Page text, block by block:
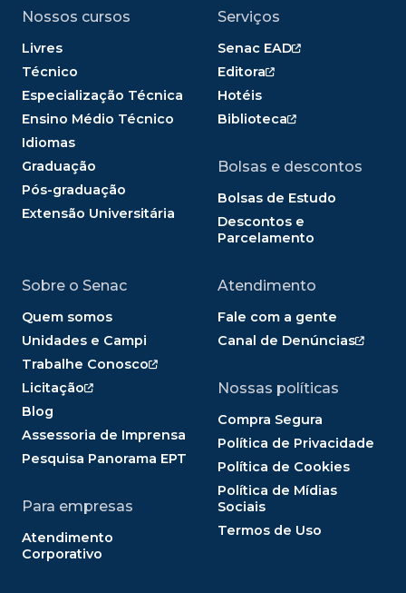
Nossos cursos
Livres
Técnico
Especialização Técnica
Ensino Médio Técnico
Idiomas
Graduação
Pós-graduação
Extensão Universitária
Serviços
Senac EAD
Editora
Hotéis
Biblioteca
Bolsas e descontos
Bolsas de Estudo
Descontos e
Parcelamento
Sobre o Senac
Quem somos
Unidades e Campi
Trabalhe Conosco
Licitação
Blog
Assessoria de Imprensa
Pesquisa Panorama EPT
Para empresas
Atendimento
Corporativo
Atendimento
Fale com a gente
Canal de Denúncias
Nossas políticas
Compra Segura
Política de Privacidade
Política de Cookies
Política de Mídias
Sociais
Termos de Uso